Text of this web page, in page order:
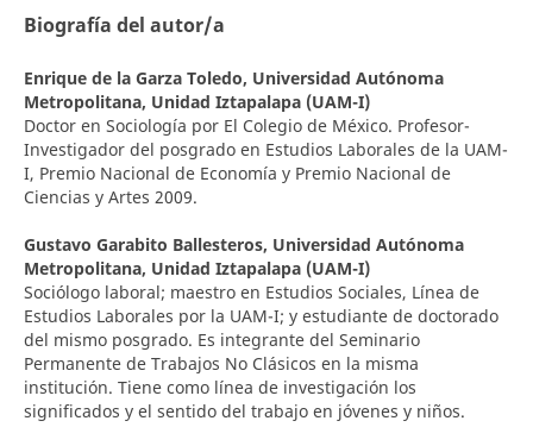
Biografía del autor/a
Enrique de la Garza Toledo, Universidad Autónoma
Metropolitana, Unidad Iztapalapa (UAM-I)
Doctor en Sociología por El Colegio de México. Profesor-
Investigador del posgrado en Estudios Laborales de la UAM-
I, Premio Nacional de Economía y Premio Nacional de
Ciencias y Artes 2009.
Gustavo Garabito Ballesteros, Universidad Autónoma
Metropolitana, Unidad Iztapalapa (UAM-I)
Sociólogo laboral; maestro en Estudios Sociales, Línea de
Estudios Laborales por la UAM-I; y estudiante de doctorado
del mismo posgrado. Es integrante del Seminario
Permanente de Trabajos No Clásicos en la misma
institución. Tiene como línea de investigación los
significados y el sentido del trabajo en jóvenes y niños.